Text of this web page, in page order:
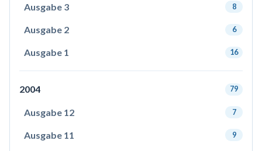
Ausgabe 3 8
Ausgabe 2 6
Ausgabe 1 16
2004 79
Ausgabe 12 7
Ausgabe 11 9